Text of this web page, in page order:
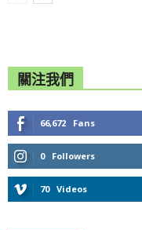
關注我們
66,672 Fans
0 Followers
70 Videos